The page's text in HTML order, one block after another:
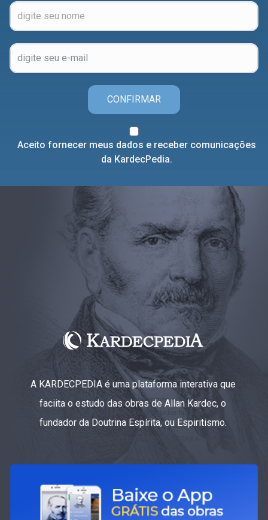
CONFIRMAR
Aceito fornecer meus dados e receber comunicações
da KardecPedia.
A KARDECPEDIA é uma plataforma interativa que
faciita o estudo das obras de Allan Kardec, o
fundador da Doutrina Espírita, ou Espiritismo.